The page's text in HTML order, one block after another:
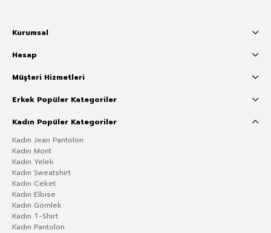
Kurumsal
Hesap
Müşteri Hizmetleri
Erkek Popüler Kategoriler
Kadın Popüler Kategoriler
Kadın Jean Pantolon
Kadın Mont
Kadın Yelek
Kadın Sweatshirt
Kadın Ceket
Kadın Elbise
Kadın Gömlek
Kadın T-Shirt
Kadın Pantolon